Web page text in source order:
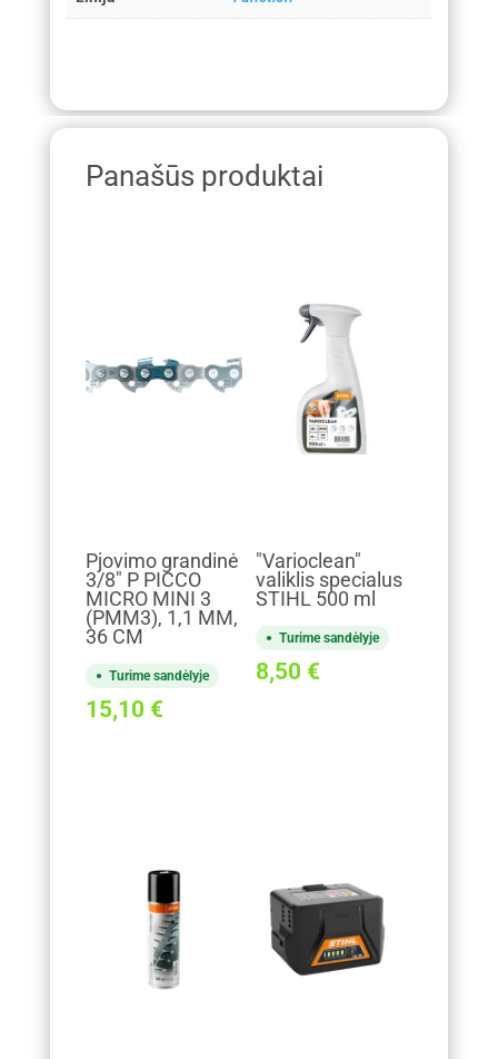
Panašūs produktai
Pjovimo grandinė
3/8" P PICCO
MICRO MINI 3
(PMM3), 1,1 MM,
36 CM
Turime sandėlyje
15,10 €
"Varioclean"
valiklis specialus
STIHL 500 ml
Turime sandėlyje
8,50 €